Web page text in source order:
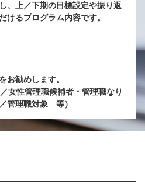
、上／下期の目標設定や振り返
けるプログラム内容です。
お勧めします。
女性管理職候補者・管理職なり
管理職対象 等）